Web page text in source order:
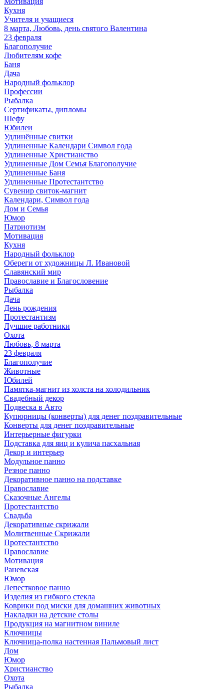
Кухня
Учителя и учащиеся
8 марта, Любовь, день святого Валентина
23 февраля
Благополучие
Любителям кофе
Баня
Дача
Народный фольклор
Профессии
Рыбалка
Сертификаты, дипломы
Шефу
Юбилеи
Удлинённые свитки
Удлиненные Календари Символ года
Удлиненные Христианство
Удлиненные Дом Семья Благополучие
Удлиненные Баня
Удлиненные Протестантство
Сувенир свиток-магнит
Календари, Символ года
Дом и Семья
Юмор
Патриотизм
Мотивация
Кухня
Народный фольклор
Обереги от художницы Л. Ивановой
Славянский мир
Православие и Благословение
Рыбалка
Дача
День рождения
Протестантизм
Лучшие работники
Охота
Любовь, 8 марта
23 февраля
Благополучие
Животные
Юбилей
Памятка-магнит из холста на холодильник
Свадебный декор
Подвеска в Авто
Купюрницы (конверты) для денег поздравительные
Конверты для денег поздравительные
Интерьерные фигурки
Подставка для яиц и кулича пасхальная
Декор и интерьер
Модульное панно
Резное панно
Декоративное панно на подставке
Православие
Сказочные Ангелы
Протестантство
Свадьба
Декоративные скрижали
Молитвенные Скрижали
Протестантство
Православие
Мотивация
Раневская
Юмор
Лепестковое панно
Изделия из гибкого стекла
Коврики под миски для домашних животных
Накладки на детские столы
Продукция на магнитном виниле
Ключницы
Ключница-полка настенная Пальмовый лист
Дом
Юмор
Христианство
Охота
Рыбалка